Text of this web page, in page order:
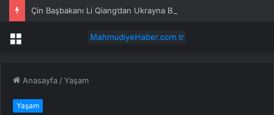
Menü
Anasayfa /Yaşam
Yaşam